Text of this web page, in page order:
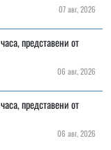
07 авг, 2026
представени от
06 авг, 2026
представени от
06 авг, 2026